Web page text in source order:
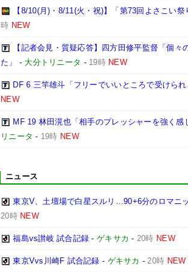
【8/10(月)・8/11(火・祝)】「第73回よさこい
時 NEW
【記者会見・質疑応答】四方田修平監督「個
た」
- 大分トリニータ - 19時 NEW
DF 6 三竿雄斗「フリーでいいところで受けら
NEW
MF 19 林田滉也「相手のプレッシャーを強く
リニータ - 19時 NEW
ニュース
東京V、土壇場で白星スルリ…90+6分のロマニ
20時 NEW
福島vs讃岐 試合記録 -ゲキサカ - 20時 NEW
東京Vvs川崎F 試合記録 - ゲキサカ -20時 NEW